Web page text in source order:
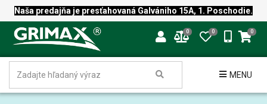
Naša predajňa je presťahovaná Galvániho 15A, 1. Poschodie.
0 0 0
MENU